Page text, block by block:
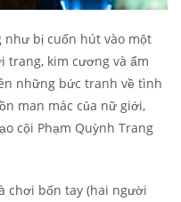
như bị cuốn hút vào một
trang, kim cương và ẩm
những bức tranh về tình
man mác của nữ giới,
cội Phạm Quỳnh Trang
chơi bốn tay (hai người